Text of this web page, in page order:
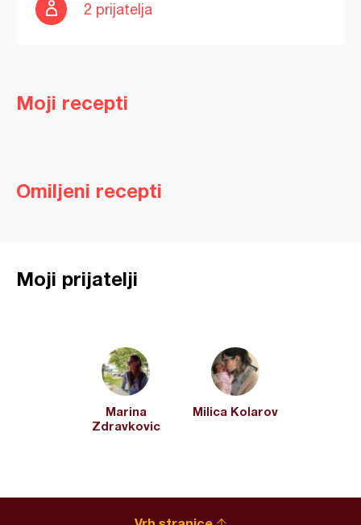
2 prijatelja
Moji recepti
Omiljeni recepti
Moji prijatelji
Marina
Zdravkovic
Milica Kolarov